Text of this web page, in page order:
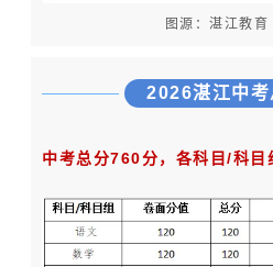
图源：湛江教育
2026湛江中考
中考总分760分，各科目/科目